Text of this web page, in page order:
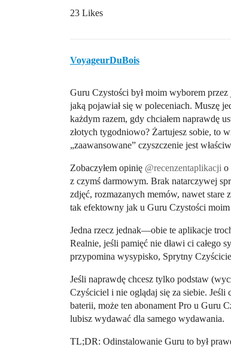
23 Likes
VoyageurDuBois
Guru Czystości był moim wyborem
jaką pojawiał się w poleceniach. Muszę
każdym razem, gdy chciałem naprawdę
złotych tygodniowo? Żartujesz sobie, to
„zaawansowane” czyszczenie jest
Zobaczyłem opinię @recenzentaplikacji o
z czymś darmowym. Brak natarczywej
zdjęć, rozmazanych memów, nawet
tak efektowny jak u Guru Czystości
Jedna rzecz jednak—obie te aplikacje
Realnie, jeśli pamięć nie dławi ci całego
przypomina wysypisko, Sprytny
Jeśli naprawdę chcesz tylko podstaw
Czyściciel i nie oglądaj się za siebie.
baterii, może ten abonament Pro u Guru
lubisz wydawać dla samego wydawania.
TL;DR: Odinstalowanie Guru to był